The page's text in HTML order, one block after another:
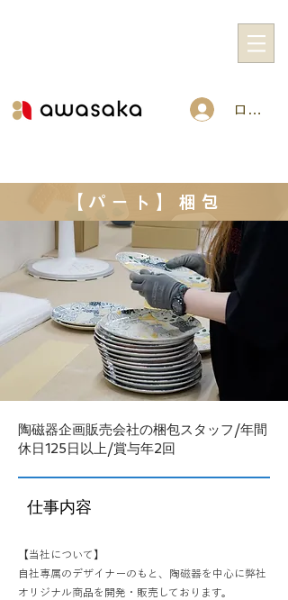
ログイン
【パート】梱包
陶磁器企画販売会社の梱包スタッフ/年間
休日125日以上/賞与年2回
仕事内容
【当社について】
自社専属のデザイナーのもと、陶磁器を中心に弊社
オリジナル商品を開発・販売しております。